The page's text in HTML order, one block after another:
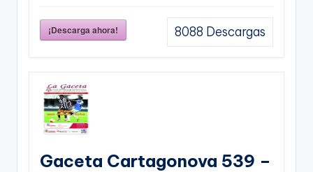
¡Descarga ahora! 8088 Descargas
Gaceta Cartagonova 539 –